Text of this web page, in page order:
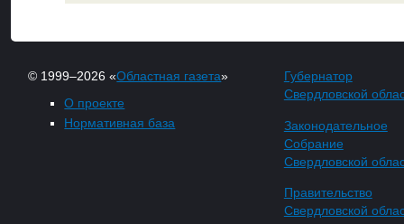
© 1999–2026 «Областная газета»
О проекте
Нормативная база
Губернатор
Свердловской
Законодательное
Собрание
Свердловской
Правительство
Свердловской